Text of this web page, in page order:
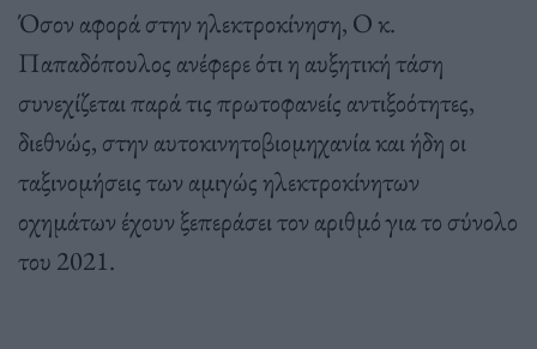
Όσον αφορά στην ηλεκτροκίνηση, Ο κ.
Παπαδόπουλος ανέφερε ότι η αυξητική τάση
συνεχίζεται παρά τις πρωτοφανείς αντιξοότητες,
διεθνώς, στην αυτοκινητοβιομηχανία και ήδη οι
ταξινομήσεις των αμιγώς ηλεκτροκίνητων
οχημάτων έχουν ξεπεράσει τον αριθμό για το σύνολο
του 2021.